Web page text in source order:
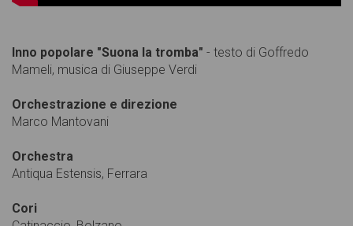
Inno popolare "Suona la tromba" - testo di Goffredo
Mameli, musica di Giuseppe Verdi
Orchestrazione e direzione
Marco Mantovani
Orchestra
Antiqua Estensis, Ferrara
Cori